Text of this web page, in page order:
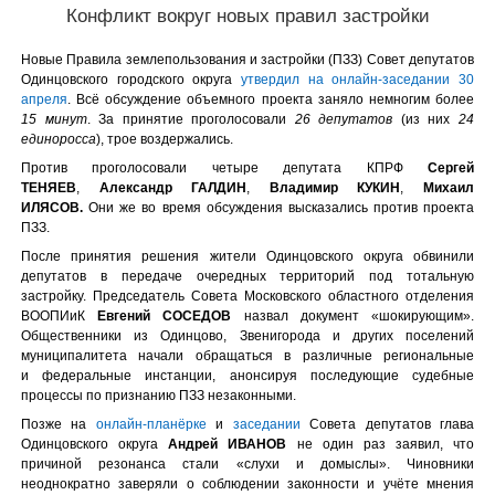
Конфликт вокруг новых правил застройки
Новые Правила землепользования и застройки (ПЗЗ) Совет депутатов
Одинцовского городского округа утвердил на онлайн-заседании 30
апреля. Всё обсуждение объемного проекта заняло немногим более
15 минут. За принятие проголосовали 26 депутатов (из них24
единоросса), трое воздержались.
Против проголосовали четыре депутата КПРФ Сергей
ТЕНЯЕВ, Александр ГАЛДИН , Владимир КУКИН ,
Михаил
ИЛЯСОВ. Они же во время обсуждения высказались против проекта
ПЗЗ.
После принятия решения жители Одинцовского округа обвинили
депутатов в передаче очередных территорий под тотальную
застройку. Председатель Совета Московского областного отделения
ВООПИиК
Евгений СОСЕДОВ
назвал документ «шокирующим».
Общественники из Одинцово, Звенигорода и других поселений
муниципалитета начали обращаться в различные региональные
и федеральные инстанции, анонсируя последующие судебные
процессы по признанию ПЗЗ незаконными.
Позже на онлайн-планёрке и заседании Совета депутатов глава
Одинцовского округаАндрей ИВАНОВ не один раз заявил, что
причиной резонанса стали «слухи и домыслы». Чиновники
неоднократно заверяли о соблюдении законности и учёте мнения